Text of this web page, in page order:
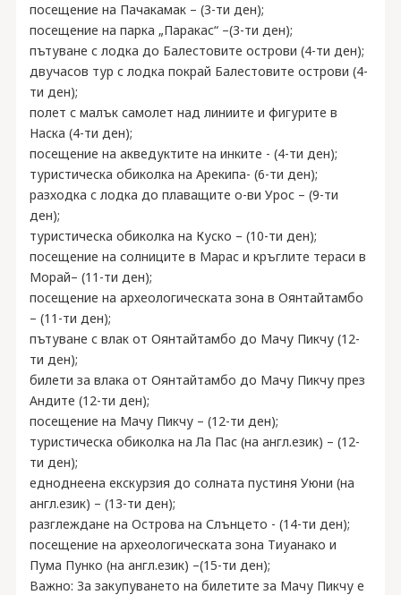
посещение на Пачакамак – (3-ти ден);
посещение на парка „Паракас“ –(3-ти ден);
пътуване с лодка до Балестовите острови (4-ти ден);
двучасов тур с лодка покрай Балестовите острови (4-
ти ден);
полет с малък самолет над линиите и фигурите в
Наска (4-ти ден);
посещение на акведуктите на инките - (4-ти ден);
туристическа обиколка на Арекипа- (6-ти ден);
разходка с лодка до плаващите о-ви Урос – (9-ти
ден);
туристическа обиколка на Куско – (10-ти ден);
посещение на солниците в Марас и кръглите тераси в
Морай– (11-ти ден);
посещение на археологическата зона в Оянтайтамбо
– (11-ти ден);
пътуване с влак от Оянтайтамбо до Мачу Пикчу (12-
ти ден);
билети за влака от Оянтайтамбо до Мачу Пикчу през
Андите (12-ти ден);
посещение на Мачу Пикчу – (12-ти ден);
туристическа обиколка на Ла Пас (на англ.език) – (12-
ти ден);
едноднеена екскурзия до солната пустиня Уюни (на
англ.език) – (13-ти ден);
разглеждане на Острова на Слънцето - (14-ти ден);
посещение на археологическата зона Тиуанако и
Пума Пунко (на англ.език) –(15-ти ден);
Важно: За закупуването на билетите за Мачу Пикчу е